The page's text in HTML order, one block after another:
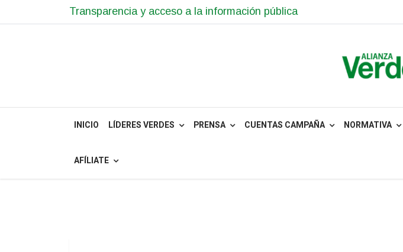
Transparencia y acceso a la información pública
INICIO LÍDERES VERDES PRENSA CUENTAS CAMPAÑA NORMATIVA
AFÍLIATE